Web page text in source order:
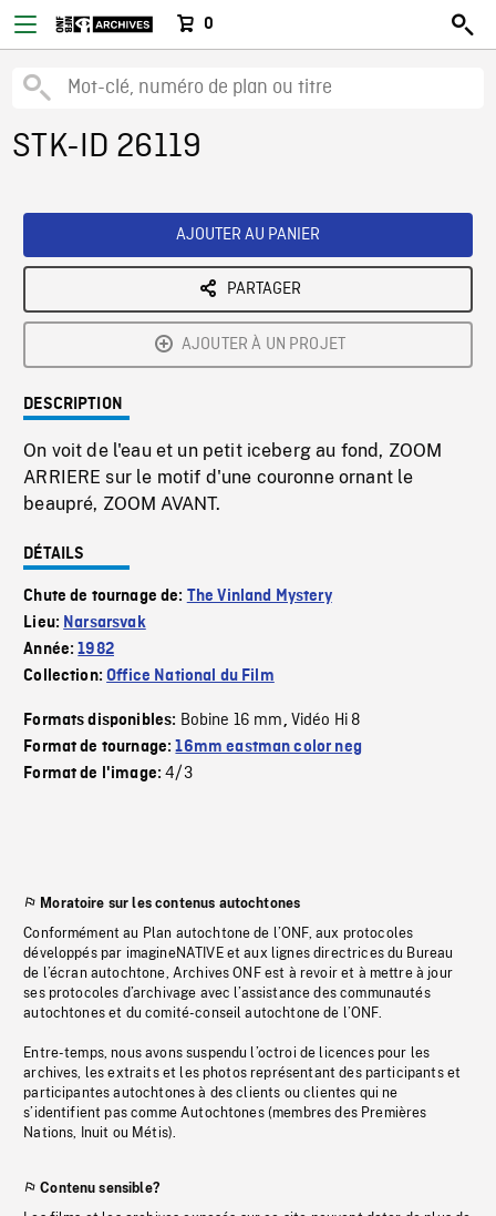
0
STK-ID 26119
AJOUTER AU PANIER
PARTAGER
AJOUTER À UN PROJET
DESCRIPTION
On voit de l'eau et un petit iceberg au fond, ZOOM
ARRIERE sur le motif d'une couronne ornant le
beaupré, ZOOM AVANT.
DÉTAILS
Chute de tournage de: The Vinland Mystery
Lieu: Narsarsvak
Année:1982
Collection:Office National du Film
Formats disponibles: Bobine 16 mm, Vidéo Hi 8
Format de tournage:16mm eastman color neg
Format de l'image:4/3
Moratoire sur les contenus autochtones
Conformément au Plan autochtone de l’ONF, aux protocoles
développés par imagineNATIVE et aux lignes directrices du Bureau
de l’écran autochtone, Archives ONF est à revoir et à mettre à jour
ses protocoles d’archivage avec l’assistance des communautés
autochtones et du comité-conseil autochtone de l’ONF.
Entre-temps, nous avons suspendu l’octroi de licences pour les
archives, les extraits et les photos représentant des participants et
participantes autochtones à des clients ou clientes qui ne
s’identifient pas comme Autochtones (membres des Premières
Nations, Inuit ou Métis).
Contenu sensible?